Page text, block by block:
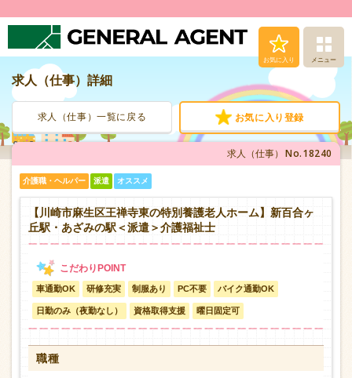
お気に入り メニュー
人材派遣サービス
転職支援サービス
登録から就業まで
お問い合わせ
求人（仕事）詳細
求人（仕事）一覧に戻る お気に入り登録
求人（仕事） No.18240
介護職・ヘルパー 派遣 オススメ
【川崎市麻生区王禅寺東の特別養護老人ホーム】新百合ヶ
丘駅・あざみの駅＜派遣＞介護福祉士
車通勤OK 研修充実 制服あり PC不要 バイク通勤OK
日勤のみ（夜勤なし） 資格取得支援 曜日固定可
職種